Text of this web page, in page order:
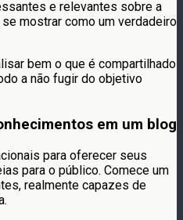
e relevantes sobre a
mostrar como um verdadeiro
bem o que é compartilhado
a não fugir do objetivo
em um blog
para oferecer seus
para o público. Comece um
realmente capazes de